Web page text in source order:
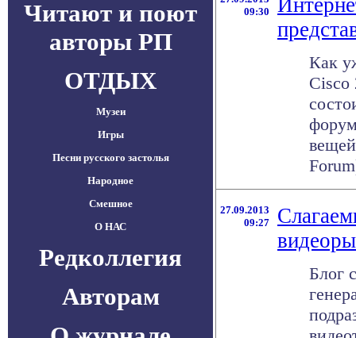
Читают и поют
авторы РП
ОТДЫХ
Музеи
Игры
Песни русского застолья
Народное
Смешное
О НАС
Редколлегия
Авторам
09:30
Как
Cisco
27.09.2013
09:27
Блог